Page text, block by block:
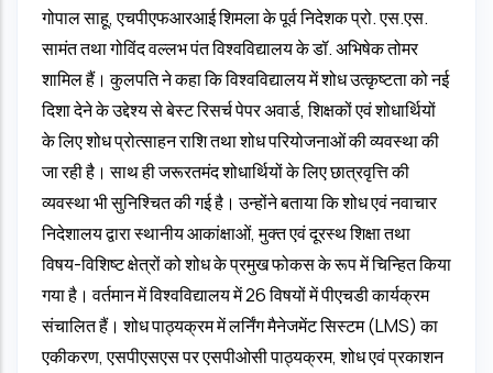
गोपाल साहू, एचपीएफआरआई शिमला के पूर्व निदेशक प्रो. एस.एस.
सामंत तथा गोविंद वल्लभ पंत विश्वविद्यालय के डॉ. अभिषेक तोमर
शामिल हैं। कुलपति ने कहा कि विश्वविद्यालय में शोध उत्कृष्टता को नई
दिशा देने के उद्देश्य से बेस्ट रिसर्च पेपर अवार्ड, शिक्षकों एवं शोधार्थियों
के लिए शोध प्रोत्साहन राशि तथा शोध परियोजनाओं की व्यवस्था की
जा रही है। साथ ही जरूरतमंद शोधार्थियों के लिए छात्रवृत्ति की
व्यवस्था भी सुनिश्चित की गई है। उन्होंने बताया कि शोध एवं नवाचार
निदेशालय द्वारा स्थानीय आकांक्षाओं, मुक्त एवं दूरस्थ शिक्षा तथा
विषय-विशिष्ट क्षेत्रों को शोध के प्रमुख फोकस के रूप में चिन्हित किया
गया है। वर्तमान में विश्वविद्यालय में 26 विषयों में पीएचडी कार्यक्रम
संचालित हैं। शोध पाठ्यक्रम में लर्निंग मैनेजमेंट सिस्टम (LMS) का
एकीकरण, एसपीएसएस पर एसपीओसी पाठ्यक्रम, शोध एवं प्रकाशन